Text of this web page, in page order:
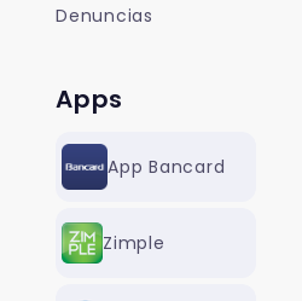
Denuncias
Apps
App Bancard
Zimple